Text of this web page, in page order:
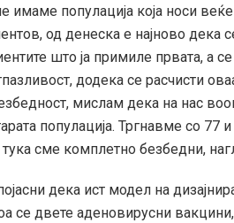
имаме популација која носи
од денеска е најново дека
што ја примиле првата, а
додека се расчисти
мислам дека на нас
популација. Тргнавме со 77
сме комплетно безбедни,
дека ист модел на
се двете аденовирусни